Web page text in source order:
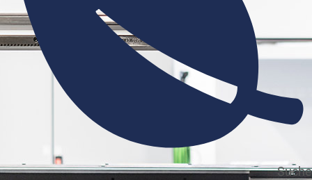
Suche